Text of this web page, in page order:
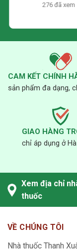
cuối
276 đã xem
CAM KẾT CHÍNH
sản phẩm đa dạng,
GIAO HÀNG
chỉ áp dụng ở
Xem địa chỉ
thuốc
VỀ CHÚNG TÔI
Nhà thuốc Thanh